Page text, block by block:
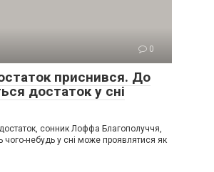
0
приснився. До
достаток у сні
сонник Лоффа Благополуччя,
чого-небудь у сні може проявлятися як